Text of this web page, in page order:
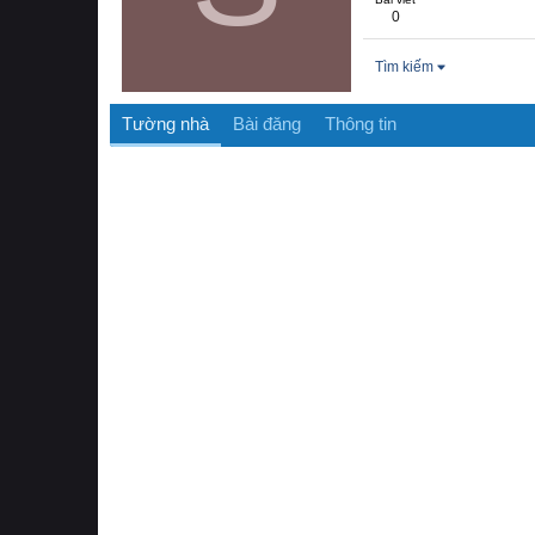
0
Tìm kiếm
Tường nhà Bài đăng Thông tin